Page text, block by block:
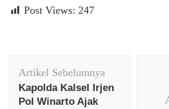
Post Views: 247
Artikel
Artikel Sebelumnya
Kapolda Kalsel Irjen
Pol Winarto Ajak